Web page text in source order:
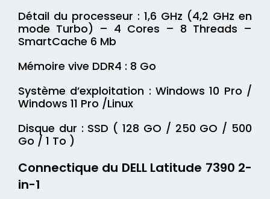
Détail du processeur : 1,6 GHz (4,2 GHz en
mode Turbo) – 4 Cores – 8 Threads –
SmartCache 6 Mb
Mémoire vive DDR4 : 8 Go
Système d’exploitation : Windows 10 Pro /
Windows 11 Pro /Linux
Disque dur : SSD ( 128 GO / 250 GO / 500
Go / 1 To )
Connectique du DELL Latitude 7390 2-
in-1